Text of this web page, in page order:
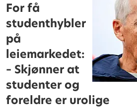
For få
studenthybler
på
leiemarkedet:
– Skjønner at
studenter og
foreldre er urolige